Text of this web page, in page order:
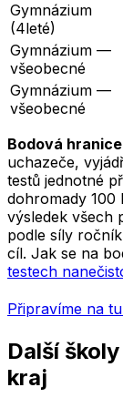
Gymnázium
(4leté)
Gymnázium —
všeobecné
Gymnázium —
všeobecné
Bodová hranice
uchazeče,
testů jednotné
dohromady 100
výsledek všech
podle síly
cíl. Jak se na
testech
Připravíme na
Další
kraj